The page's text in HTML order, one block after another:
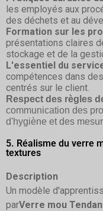
les employés aux
des déchets et au
Formation sur les
présentations claires
stockage et de la
L'essentiel du
compétences dans
centrés sur le client.
Respect des règles
communication des
d'hygiène et des
5. Réalisme du verre
textures
Description
Un modèle
parVerre mou